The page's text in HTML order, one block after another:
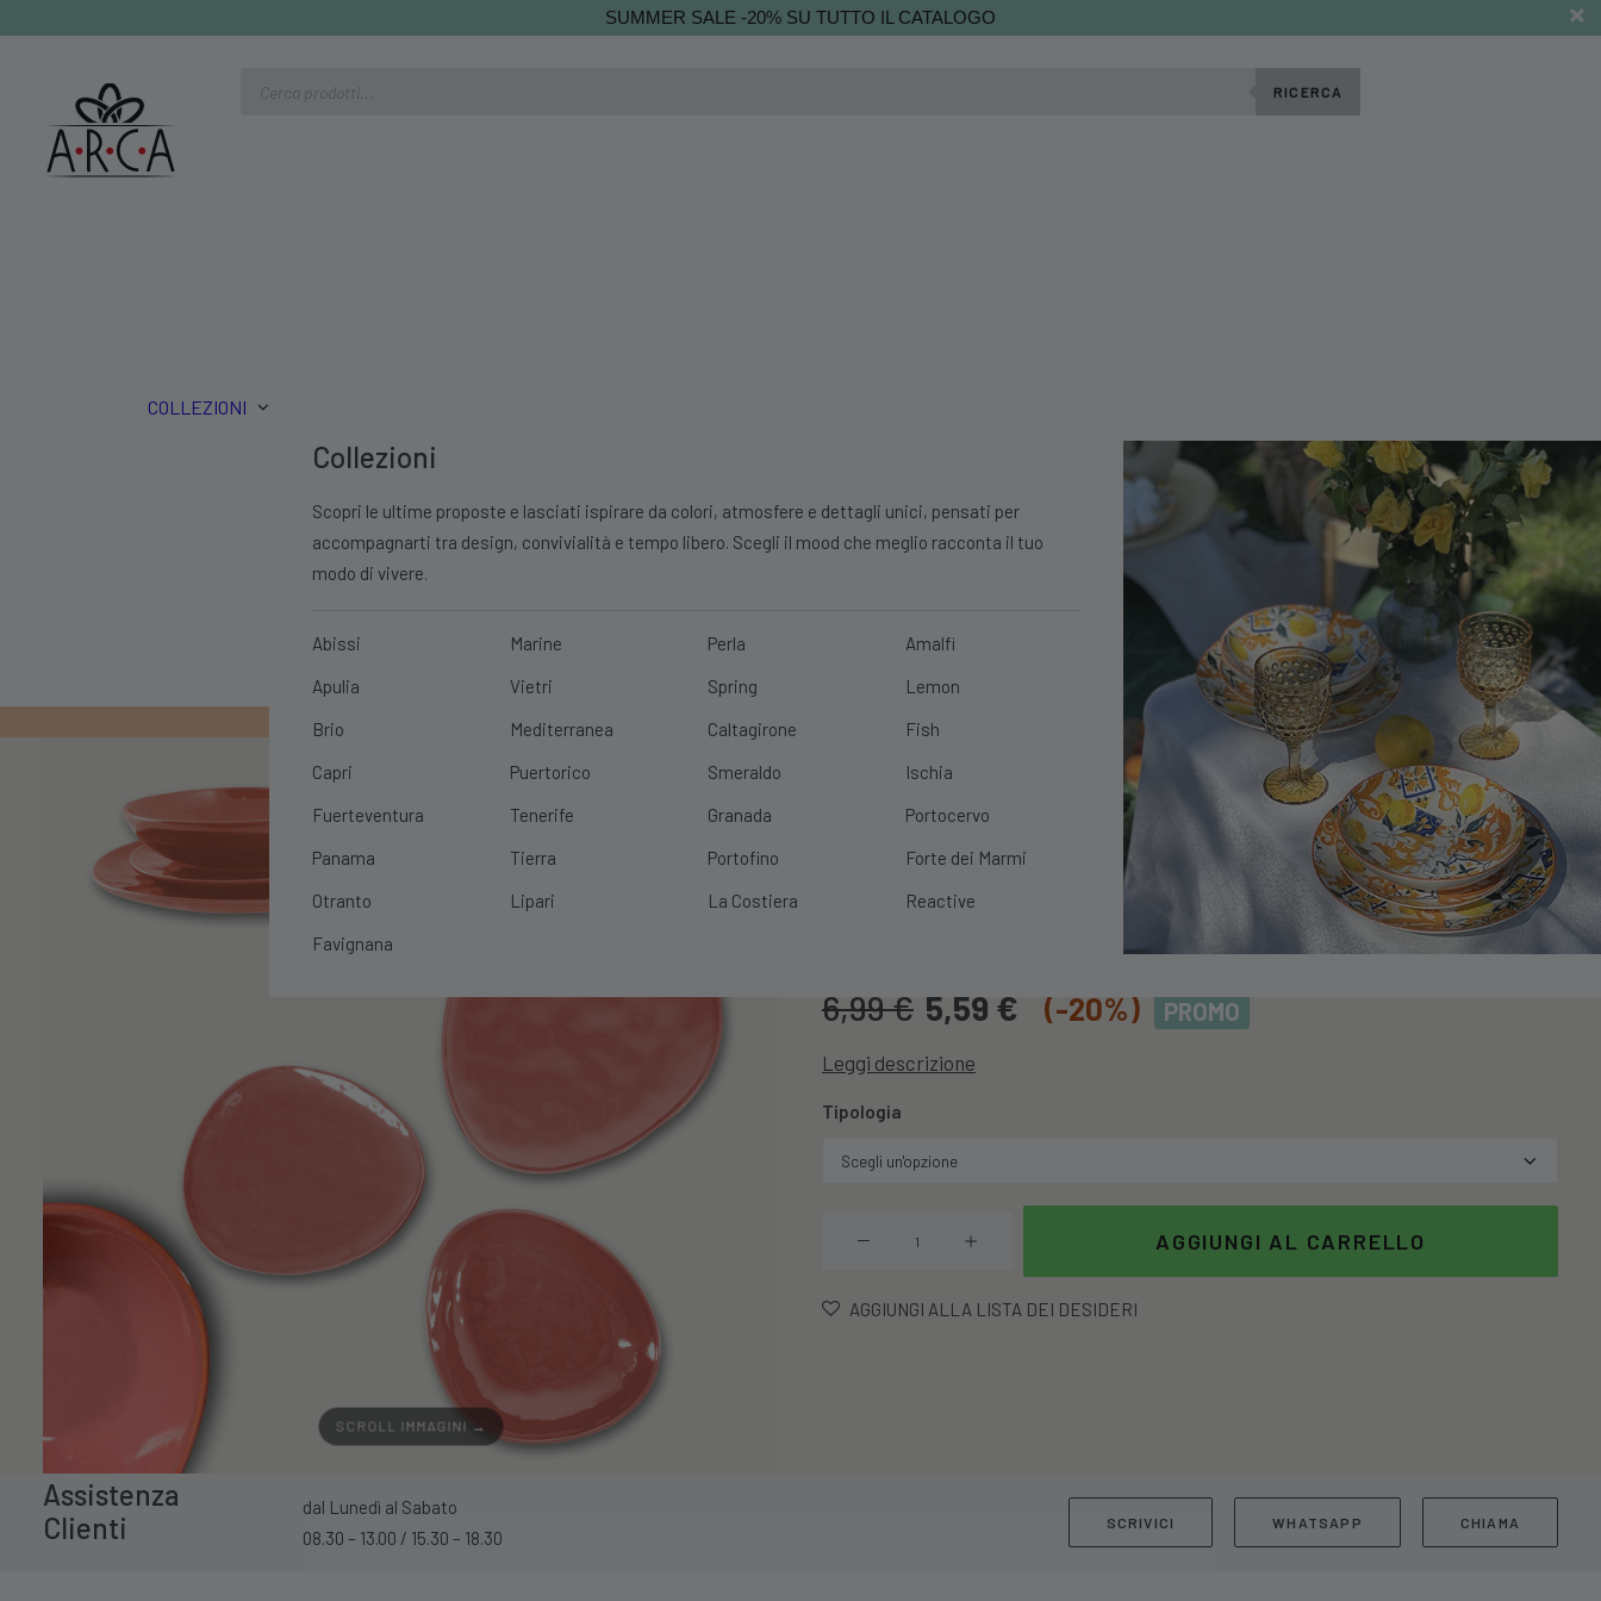
SUMMER SALE -20% SU TUTTO IL CATALOGO
RICERCA
COLLEZIONI
Collezioni
Scopri le ultime proposte e lasciati ispirare da colori, atmosfere e dettagli unici, pensati per
accompagnarti tra design, convivialità e tempo libero. Scegli il mood che meglio racconta il tuo
modo di vivere.
Abissi
Apulia
Brio
Capri
Fuerteventura
Panama
Otranto
Favignana
Marine
Vietri
Mediterranea
Puertorico
Tenerife
Tierra
Lipari
Perla
Spring
Caltagirone
Smeraldo
Granada
Portofino
La Costiera
Amalfi
Lemon
Fish
Ischia
Portocervo
Forte dei Marmi
Reactive
PRIMO ORDINE?10% DI SCONTO SCOPRI|SPEDIZIONE GRATUITA CON UN ORDINE MINIMO DI 99€
SCROLL IMMAGINI →
Piatto Linea Alternative Salmon
PIATTOALTERNATIVESALMON
6,99€ 5,59 € (-20%) PROMO
Leggi descrizione
Tipologia
Salmon
AGGIUNGI AL CARRELLO
AGGIUNGI ALLA LISTA DEI DESIDERI
Assistenza
Clienti
dal Lunedì al Sabato
08.30 – 13.00 / 15.30 – 18.30
SCRIVICI WHATSAPP CHIAMA